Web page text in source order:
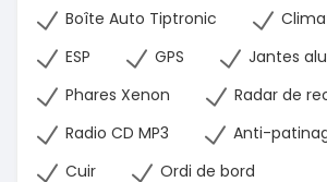
Boîte Auto Tiptronic
ESP
GPS
Jantes alu
Phares Xenon
Radar de
Radio CD MP3
Anti-
Cuir
Ordi de bord